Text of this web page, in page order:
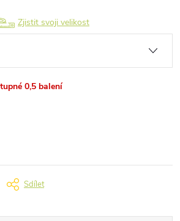
Zjistit svoji velikost
0,5 balení
Sdílet